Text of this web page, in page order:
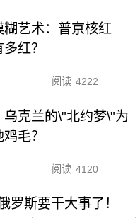
糊艺术：普京核红
红？
阅读 4222
乌克兰的\"北约梦\"为
毛？
阅读 4120
罗斯要干大事了！